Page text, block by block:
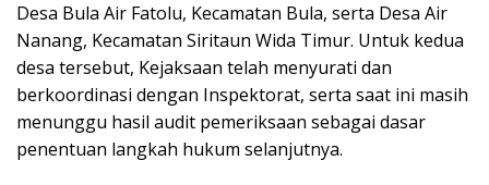
Desa Bula Air Fatolu, Kecamatan Bula, serta Desa Air
Nanang, Kecamatan Siritaun Wida Timur. Untuk kedua
desa tersebut, Kejaksaan telah menyurati dan
berkoordinasi dengan Inspektorat, serta saat ini masih
menunggu hasil audit pemeriksaan sebagai dasar
penentuan langkah hukum selanjutnya.